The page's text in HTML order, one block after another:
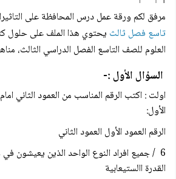
مرفق لكم ورقة عمل درس المحافظة على
تاسع فصل ثالث يحتوي هذا الملف على حلول
العلوم للصف التاسع الفصل الدراسي الثالث،
السؤال الأول :-
اولت : اكتب الرقم المناسب من العمود الثاني
الأول:
الرقم العمود الأول العمود الثاني
القدرة االستيعابية